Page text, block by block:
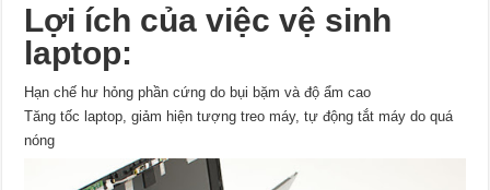
Lợi ích của việc vệ sinh
laptop:
Hạn chế hư hỏng phần cứng do bụi bặm và độ ẩm cao
Tăng tốc laptop, giảm hiện tượng treo máy, tự động tắt máy do quá
nóng